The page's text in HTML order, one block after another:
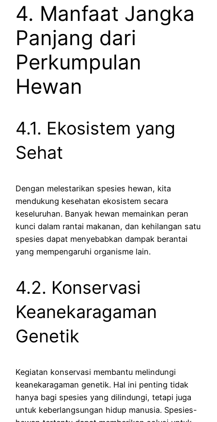
4. Manfaat Jangka
Panjang dari
Perkumpulan
Hewan
4.1. Ekosistem yang
Sehat
Dengan melestarikan spesies hewan, kita
mendukung kesehatan ekosistem secara
keseluruhan. Banyak hewan memainkan peran
kunci dalam rantai makanan, dan kehilangan satu
spesies dapat menyebabkan dampak berantai
yang mempengaruhi organisme lain.
4.2. Konservasi
Keanekaragaman
Genetik
Kegiatan konservasi membantu melindungi
keanekaragaman genetik. Hal ini penting tidak
hanya bagi spesies yang dilindungi, tetapi juga
untuk keberlangsungan hidup manusia. Spesies-